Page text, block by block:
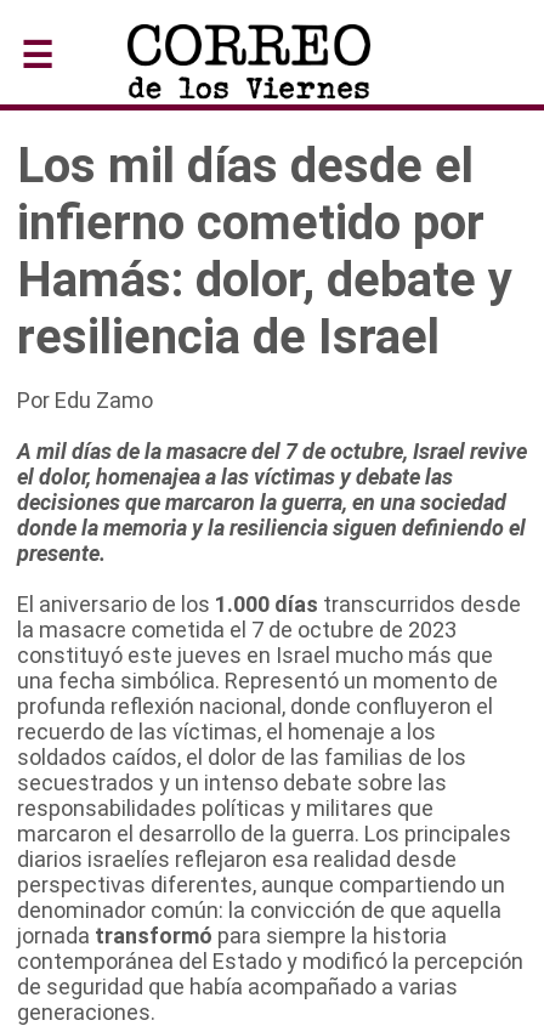
☰
Los mil días desde el
infierno cometido por
Hamás: dolor, debate y
resiliencia de Israel
Por Edu Zamo
A mil días de la masacre del 7 de octubre, Israel revive
el dolor, homenajea a las víctimas y debate las
decisiones que marcaron la guerra, en una sociedad
donde la memoria y la resiliencia siguen definiendo el
presente.
El aniversario de los 1.000 días transcurridos desde
la masacre cometida el 7 de octubre de 2023
constituyó este jueves en Israel mucho más que
una fecha simbólica. Representó un momento de
profunda reflexión nacional, donde confluyeron el
recuerdo de las víctimas, el homenaje a los
soldados caídos, el dolor de las familias de los
secuestrados y un intenso debate sobre las
responsabilidades políticas y militares que
marcaron el desarrollo de la guerra. Los principales
diarios israelíes reflejaron esa realidad desde
perspectivas diferentes, aunque compartiendo un
denominador común: la convicción de que aquella
jornada transformó para siempre la historia
contemporánea del Estado y modificó la percepción
de seguridad que había acompañado a varias
generaciones.